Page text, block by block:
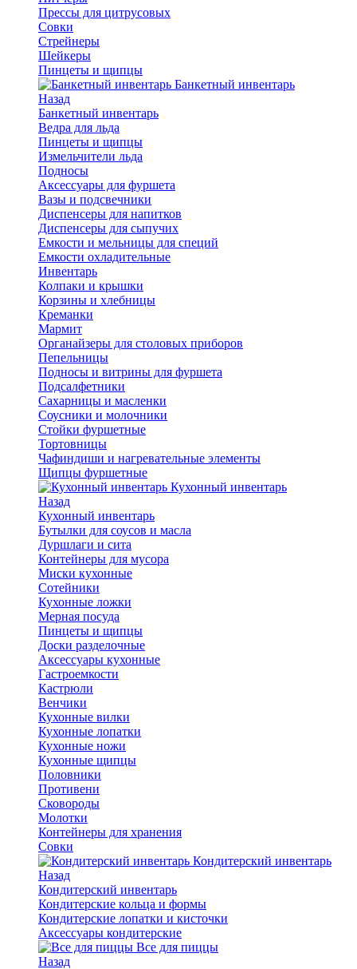
Прессы для цитрусовых
Совки
Стрейнеры
Шейкеры
Пинцеты и щипцы
Банкетный инвентарь
Назад
Банкетный инвентарь
Ведра для льда
Пинцеты и щипцы
Измельчители льда
Подносы
Аксессуары для фуршета
Вазы и подсвечники
Диспенсеры для напитков
Диспенсеры для сыпучих
Емкости и мельницы для специй
Емкости охладительные
Инвентарь
Колпаки и крышки
Корзины и хлебницы
Креманки
Мармит
Органайзеры для столовых приборов
Пепельницы
Подносы и витрины для фуршета
Подсалфетники
Сахарницы и масленки
Соусники и молочники
Стойки фуршетные
Тортовницы
Чафиндиши и нагревательные элементы
Щипцы фуршетные
Кухонный инвентарь
Назад
Кухонный инвентарь
Бутылки для соусов и масла
Дуршлаги и сита
Контейнеры для мусора
Миски кухонные
Сотейники
Кухонные ложки
Мерная посуда
Пинцеты и щипцы
Доски разделочные
Аксессуары кухонные
Гастроемкости
Кастрюли
Венчики
Кухонные вилки
Кухонные лопатки
Кухонные ножи
Кухонные щипцы
Половники
Противени
Сковороды
Молотки
Контейнеры для хранения
Совки
Кондитерский инвентарь
Назад
Кондитерский инвентарь
Кондитерские кольца и формы
Кондитерские лопатки и кисточки
Аксессуары кондитерские
Все для пиццы
Назад